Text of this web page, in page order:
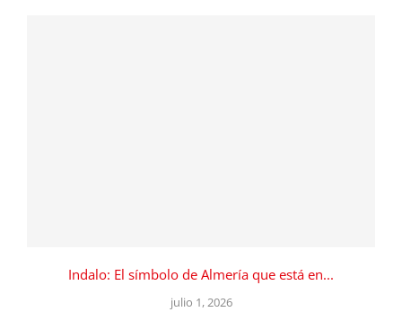
Indalo: El símbolo de Almería que está en...
julio 1, 2026